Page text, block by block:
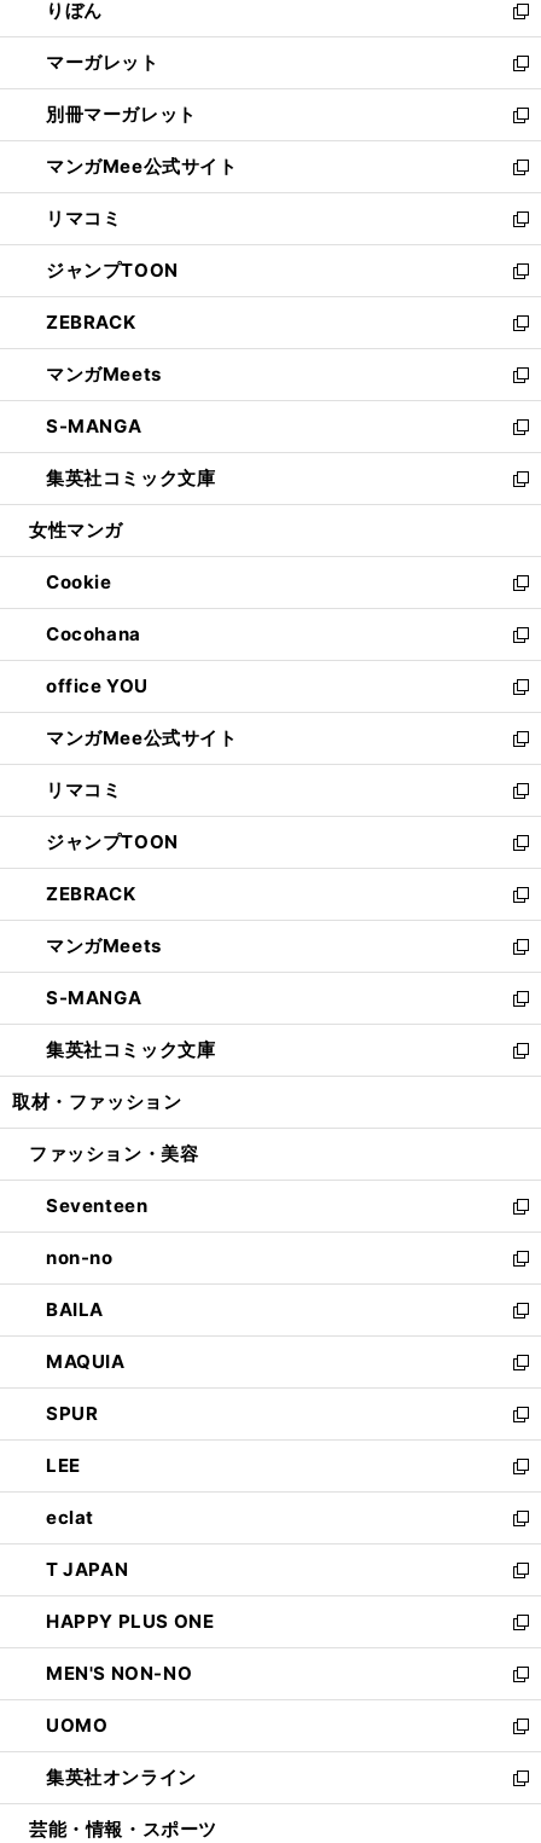
く
で
開
く
ド
ウ
で
開
く
ィ
ン
ド
ウ
で
開
く
りぼん
新
し
い
ウ
ィ
ン
ド
ウ
で
開
く
マーガレット
新
し
い
ウ
ィ
ン
ド
ウ
で
開
く
別冊マーガレット
新
し
い
ウ
ィ
ン
ド
ウ
で
開
く
マンガMee公式サイト
新
し
い
ウ
ィ
ン
ド
ウ
で
開
く
リマコミ
新
し
い
ウ
ィ
ン
ド
ウ
で
開
く
ジャンプTOON
新
し
い
ウ
ィ
ン
ド
ウ
で
開
ZEBRACK
新
し
い
ウ
ィ
ン
ド
ウ
開
く
マンガMeets
新
し
い
ウ
ィ
ン
ウ
で
開
く
S-MANGA
新
し
い
ウ
ン
ド
ウ
で
開
く
集英社コミック文庫
新
し
ウ
ィ
ン
ド
ウ
で
開
く
女性マンガ
Cookie
新
し
い
ウ
ィ
ン
ド
ウ
で
開
く
Cocohana
新
し
い
ウ
ィ
ン
ド
ウ
で
開
く
office YOU
新
し
い
ウ
ィ
ン
ド
ウ
で
開
く
マンガMee公式サイト
新
し
い
ウ
ィ
ン
ド
ウ
で
開
く
リマコミ
新
し
い
ウ
ィ
ン
ド
ウ
で
開
く
ジャンプTOON
新
し
い
ウ
ィ
ン
ド
ウ
で
開
ZEBRACK
新
し
い
ウ
ィ
ン
ド
ウ
開
マンガMeets
新
し
い
ウ
ィ
ン
ウ
開
く
S-MANGA
新
し
い
ウ
ン
ウ
で
開
く
集英社コミック文庫
新
し
ウ
ン
ド
ウ
で
開
く
取材・ファッション
ファッション・美容
Seventeen
新
し
い
ウ
ィ
ン
ド
ウ
で
開
く
non-no
新
し
い
ウ
ィ
ン
ド
ウ
で
開
く
BAILA
新
し
い
ウ
ィ
ン
ド
ウ
で
開
く
MAQUIA
新
し
い
ウ
ィ
ン
ド
ウ
で
開
く
SPUR
新
し
い
ウ
ィ
ン
ド
ウ
で
開
く
LEE
新
し
い
ウ
ィ
ン
ド
ウ
で
開
く
eclat
新
し
い
ウ
ィ
ン
ド
ウ
で
開
く
T JAPAN
新
し
い
ウ
ィ
ン
ド
ウ
で
開
HAPPY PLUS ONE
新
し
い
ウ
ィ
ン
ド
ウ
MEN'S NON-NO
新
し
い
ウ
ィ
ン
UOMO
新
し
い
ウ
集英社オンライン
新
し
芸能・情報・スポーツ